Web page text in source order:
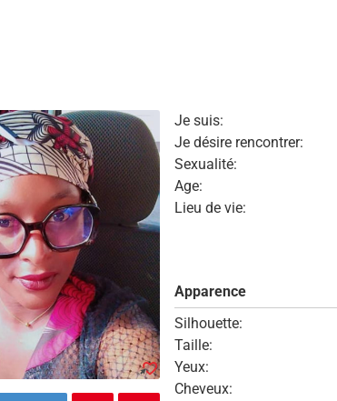
Je suis:
Je désire rencontrer:
Sexualité:
Age:
Lieu de vie:
Apparence
Silhouette:
Taille:
Yeux:
Cheveux: